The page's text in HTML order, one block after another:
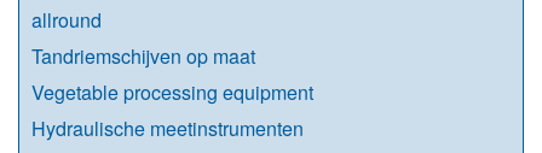
allround
Tandriemschijven op maat
Vegetable processing equipment
Hydraulische meetinstrumenten